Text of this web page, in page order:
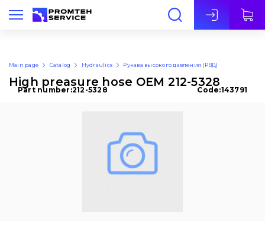
Eng
Main page Catalog Hydraulics Рукава высокого давления (РВД)
High preasure hose OEM 212-5328
Part number:212-5328 Code:143791